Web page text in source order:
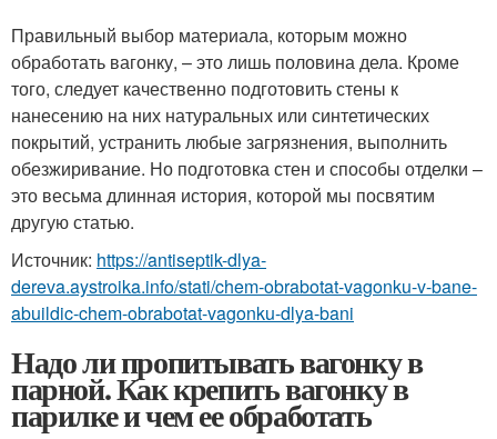
Правильный выбор материала, которым можно
обработать вагонку, – это лишь половина дела. Кроме
того, следует качественно подготовить стены к
нанесению на них натуральных или синтетических
покрытий, устранить любые загрязнения, выполнить
обезжиривание. Но подготовка стен и способы отделки –
это весьма длинная история, которой мы посвятим
другую статью.
Источник: https://antiseptik-dlya-
dereva.aystroika.info/stati/chem-obrabotat-vagonku-v-bane-
abuildic-chem-obrabotat-vagonku-dlya-bani
Надо ли пропитывать вагонку в
парной. Как крепить вагонку в
парилке и чем ее обработать